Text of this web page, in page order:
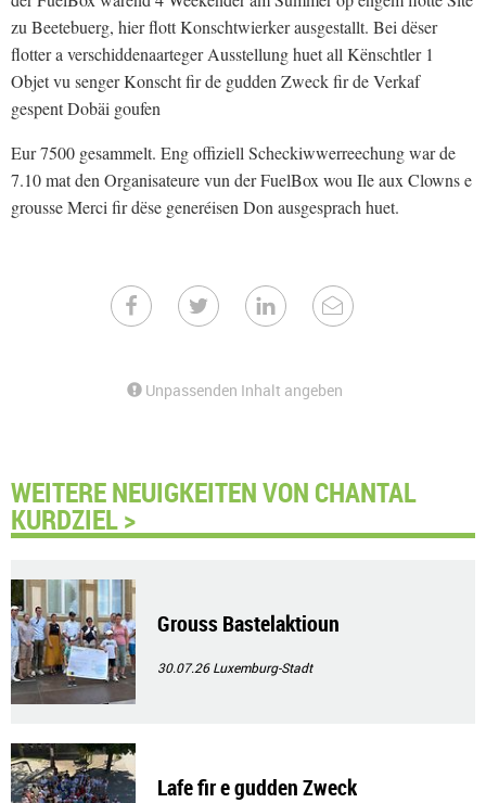
zu Beetebuerg, hier flott Konschtwierker ausgestallt. Bei dëser
flotter a verschiddenaarteger Ausstellung huet all Kënschtler 1
Objet vu senger Konscht fir de gudden Zweck fir de Verkaf
gespent Dobäi goufen
Eur 7500 gesammelt. Eng offiziell Scheckiwwerreechung war de
7.10 mat den Organisateure vun der FuelBox wou Ile aux Clowns e
grousse Merci fir dëse generéisen Don ausgesprach huet.
Unpassenden Inhalt angeben
WEITERE NEUIGKEITEN VON CHANTAL
KURDZIEL >
Grouss Bastelaktioun
30.07.26Luxemburg-Stadt
Lafe fir e gudden Zweck